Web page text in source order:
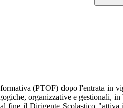
(PTOF) dopo l'entrata in
organizzative e gestionali,